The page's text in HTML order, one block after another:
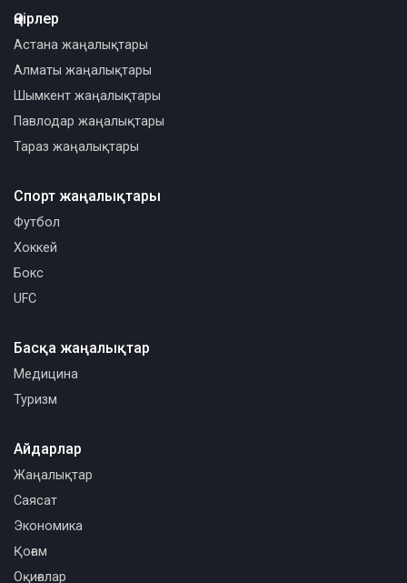
Өңірлер
Астана жаңалықтары
Алматы жаңалықтары
Шымкент жаңалықтары
Павлодар жаңалықтары
Тараз жаңалықтары
Спорт жаңалықтары
Футбол
Хоккей
Бокс
UFC
Басқа жаңалықтар
Медицина
Туризм
Айдарлар
Жаңалықтар
Саясат
Экономика
Қоғам
Оқиғалар